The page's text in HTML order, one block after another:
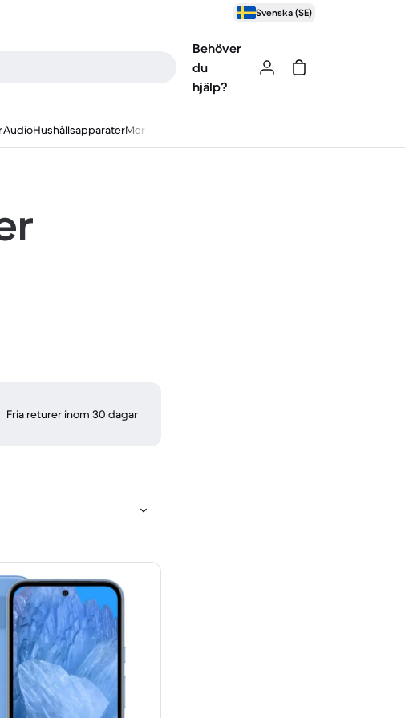
Svenska (SE)
Behöver
du
hjälp?
AudioHushållsapparaterMer
Fria returer inom 30 dagar